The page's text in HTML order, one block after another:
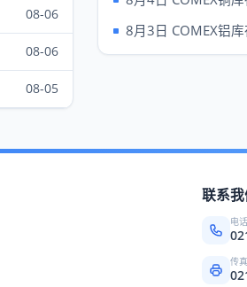
08-06
08-06
08-05
最低
成交
8月3日 COMEX铝
联系
电话
传真